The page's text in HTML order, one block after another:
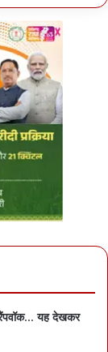
यह देखकर